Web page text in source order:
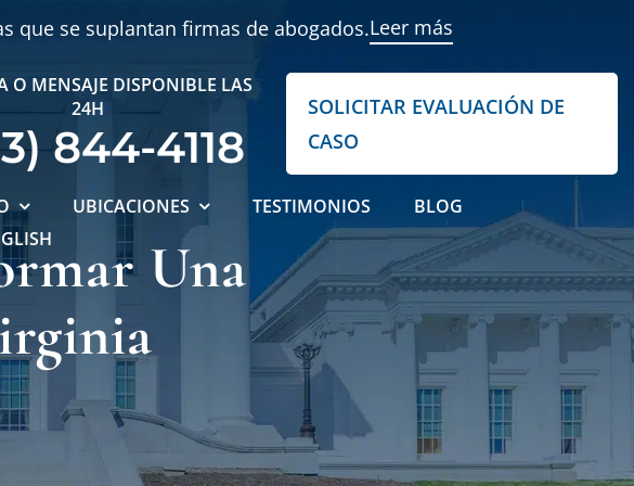
que se suplantan firmas de abogados.Leer más
O MENSAJE DISPONIBLE LAS
24H
844-4118
SOLICITAR EVALUACIÓN DE
CASO
UBICACIONES TESTIMONIOS
BLOG
Una